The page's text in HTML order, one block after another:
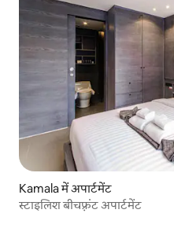
Kamala में अपार्टमेंट
स्टाइलिश बीचफ़्रंट अपार्टमेंट